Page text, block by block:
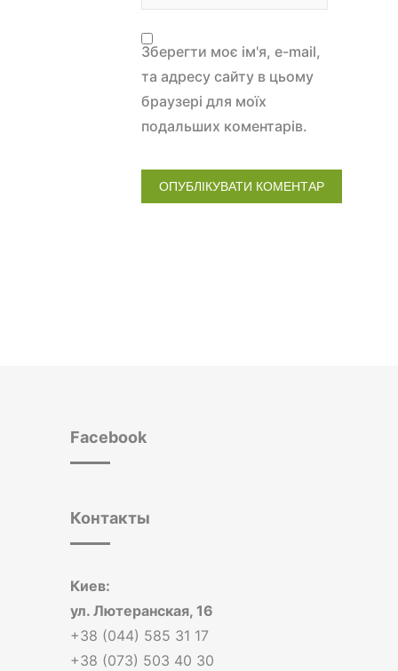
Зберегти моє ім'я, e-mail,
та адресу сайту в цьому
браузері для моїх
подальших коментарів.
Facebook
Контакты
Киев:
ул. Лютеранская, 16
+38 (044) 585 31 17
+38 (073) 503 40 30